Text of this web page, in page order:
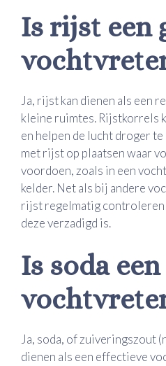
Is rijst een
Ja, rijst kan dienen als een
kleine ruimtes. Rijstkorrels
en helpen de lucht droger te
met rijst op plaatsen waar
voordoen, zoals in een
kelder. Net als bij andere
rijst regelmatig controleren
deze verzadigd is.
Is soda een
Ja, soda, of zuiveringszout
dienen als een effectieve